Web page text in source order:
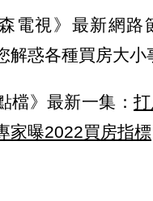
森電視》最新網路
解惑各種買房大小
檔》最新一集：
家曝2022買房指標